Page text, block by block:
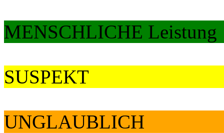
MENSCHLICHE Leistung
SUSPEKT
UNGLAUBLICH